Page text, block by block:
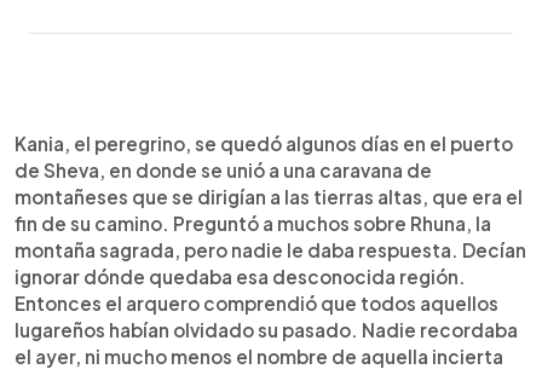
► Escuchar artículo
Kania, el peregrino, se quedó algunos días en el puerto
de Sheva, en donde se unió a una caravana de
montañeses que se dirigían a las tierras altas, que era el
fin de su camino. Preguntó a muchos sobre Rhuna, la
montaña sagrada, pero nadie le daba respuesta. Decían
ignorar dónde quedaba esa desconocida región.
Entonces el arquero comprendió que todos aquellos
lugareños habían olvidado su pasado. Nadie recordaba
el ayer, ni mucho menos el nombre de aquella incierta